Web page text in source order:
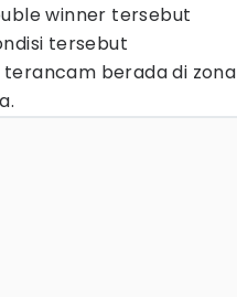
winner tersebut
tersebut
terancam berada di zona